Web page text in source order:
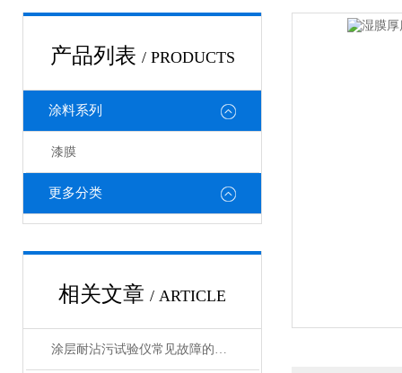
产品列表 / PRODUCTS
涂料系列
漆膜
更多分类
相关文章 / ARTICLE
涂层耐沾污试验仪常见故障的快速诊断与精准解决方法分享